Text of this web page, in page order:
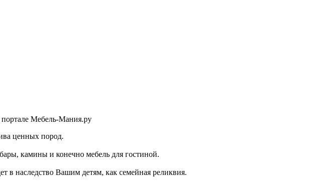
Мебель-Мания.ру
ценных пород.
камины и конечно мебель для гостиной.
в наследство Вашим детям, как семейная реликвия.